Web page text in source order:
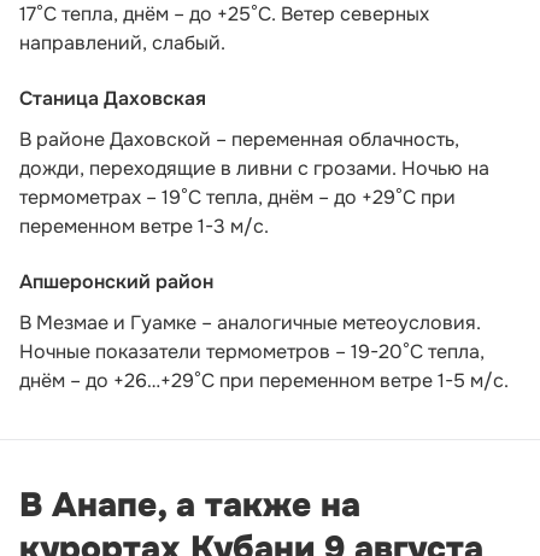
17°С тепла, днём – до +25°С. Ветер северных
направлений, слабый.
Станица Даховская
В районе Даховской – переменная облачность,
дожди, переходящие в ливни с грозами. Ночью на
термометрах – 19°C тепла, днём – до +29°C при
переменном ветре 1-3 м/с.
Апшеронский район
В Мезмае и Гуамке – аналогичные метеоусловия.
Ночные показатели термометров – 19-20°С тепла,
днём – до +26…+29°С при переменном ветре 1-5 м/с.
В Анапе, а также на